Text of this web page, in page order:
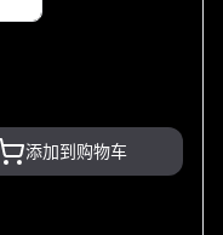
添加到购物车